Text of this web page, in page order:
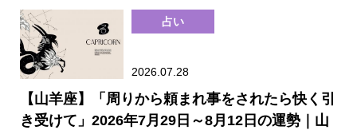
占い
2026.07.28
【山羊座】「周りから頼まれ事をされたら快く引
き受けて」2026年7月29日～8月12日の運勢｜山